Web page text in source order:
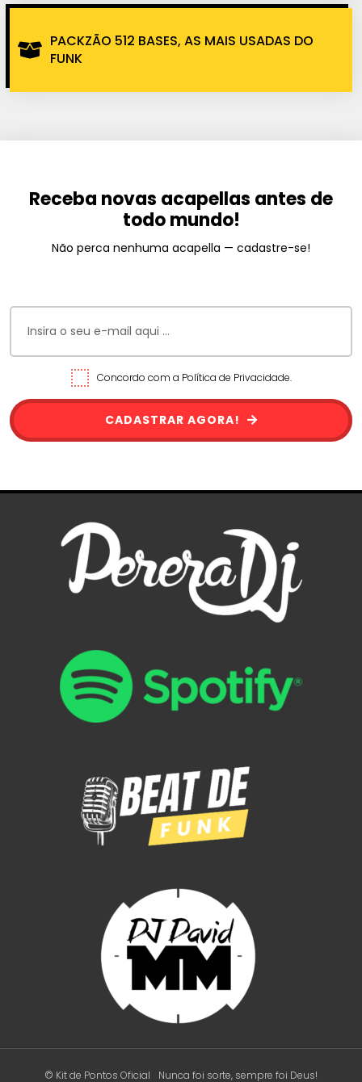
PACKZÃO 512 BASES, AS MAIS USADAS DO
FUNK
Receba novas acapellas antes de
todo mundo!
Não perca nenhuma acapella — cadastre-se!
Concordo com a Política de Privacidade.
CADASTRAR AGORA!
© Kit de Pontos Oficial Nunca foi sorte, sempre foi Deus!